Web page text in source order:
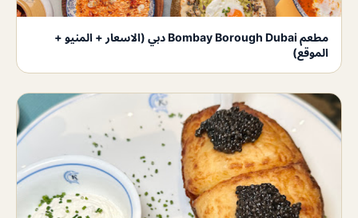
مطعم Bombay Borough Dubai دبي (الاسعار + المنيو +
الموقع)